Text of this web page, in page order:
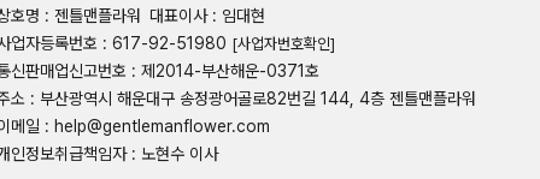
호명 : 젠틀맨플라워
대표이사 : 임대현
업자등록번호 : 617-92-51980 [사업자번호확인]
신판매업신고번호 : 제2014-부산해운-0371호
소 : 부산광역시 해운대구 송정광어골로82번길 144, 4층 젠틀맨플라워
메일 : help@gentlemanflower.com
인정보취급책임자 : 노현수 이사